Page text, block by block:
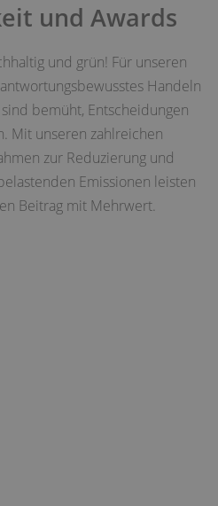
und Awards
und grün! Für unseren
Handeln
bemüht, Entscheidungen
Mit unseren zahlreichen
zur Reduzierung und
Emissionen leisten
Beitrag mit Mehrwert.